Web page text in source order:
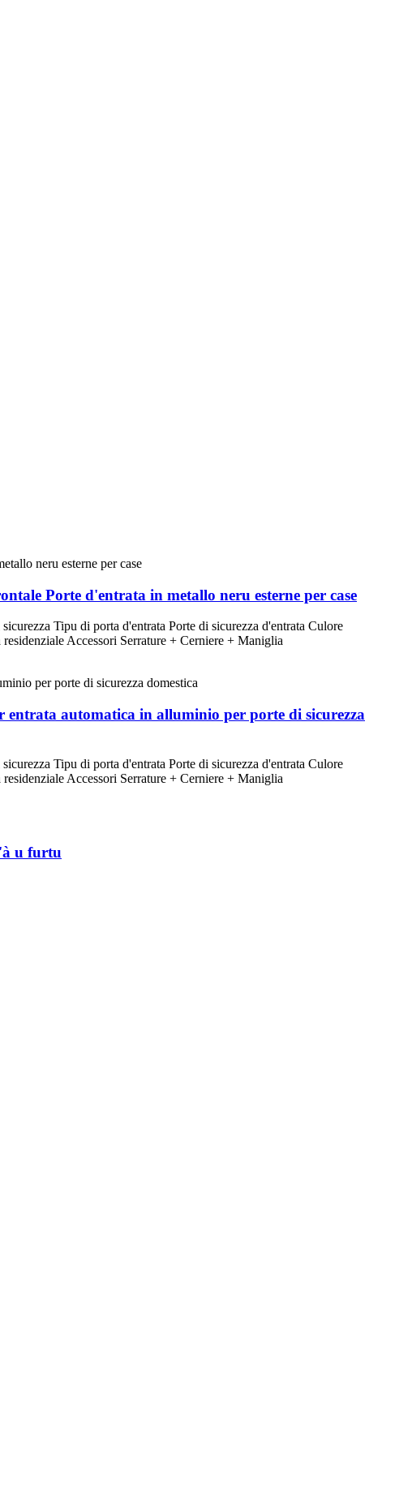
Porte d'entrata in metallo neru esterne per case
Tipu di porta d'entrata Porte di sicurezza d'entrata Culore
Accessori Serrature + Cerniere + Maniglia
automatica in alluminio per porte di sicurezza
Tipu di porta d'entrata Porte di sicurezza d'entrata Culore
Accessori Serrature + Cerniere + Maniglia
u furtu